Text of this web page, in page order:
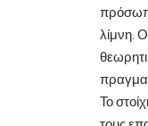
λίμνη. Ο
Το